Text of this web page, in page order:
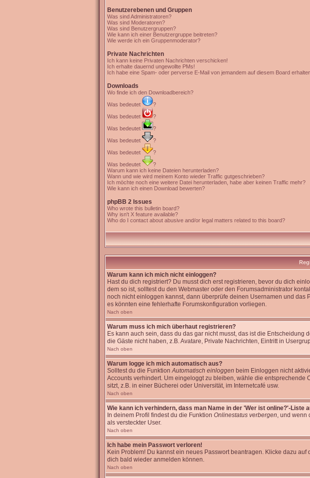
Benutzerebenen und Gruppen
Was sind Administratoren?
Was sind Moderatoren?
Was sind Benutzergruppen?
Wie kann ich einer Benutzergruppe beitreten?
Wie werde ich ein Gruppenmoderator?
Private Nachrichten
Ich kann keine Privaten Nachrichten verschicken!
Ich erhalte dauernd ungewollte PMs!
Ich habe eine Spam- oder perverse E-Mail von jemandem auf diesem Board
Downloads
Wo finde ich den Downloadbereich?
Was bedeutet
?
Was bedeutet
?
Was bedeutet
?
Was bedeutet
?
Was bedeutet
?
Was bedeutet
?
Warum kann ich keine Dateien herunterladen?
Wann und wie wird meinem Konto wieder Traffic gutgeschrieben?
Ich möchte noch eine weitere Datei herunterladen, habe aber keinen Traffic mehr?
Wie kann ich einen Download bewerten?
phpBB 2 Issues
Who wrote this bulletin board?
Why isn't X feature available?
Who do I contact about abusive and/or legal matters related to this board?
Warum kann ich mich nicht einloggen?
Hast du dich registriert? Du musst dich erst registrieren, bevor du dich
dem so ist, solltest du den Webmaster oder den Forumsadministrator
noch nicht einloggen kannst, dann überprüfe deinen Usernamen und das
es könnten eine fehlerhafte Forumskonfiguration vorliegen.
Nach oben
Warum muss ich mich überhaut registrieren?
Es kann auch sein, dass du das gar nicht musst, das ist die
die Gäste nicht haben, z.B. Avatare, Private Nachrichten, Eintritt in
Nach oben
Warum logge ich mich automatisch aus?
Solltest du die FunktionAutomatisch einloggen beim Einloggen nicht
Accounts verhindert. Um eingeloggt zu bleiben, wähle die
sitzt, z.B. in einer Bücherei oder Universität, im Internetcafé usw.
Nach oben
Wie kann ich verhindern, dass man Name in der 'Wer ist online?'-Liste
In deinem Profil findest du die Funktion Onlinestatus verbergen, und wenn
als versteckter User.
Nach oben
Ich habe mein Passwort verloren!
Kein Problem! Du kannst ein neues Passwort beantragen. Klicke dazu auf
dich bald wieder anmelden können.
Nach oben